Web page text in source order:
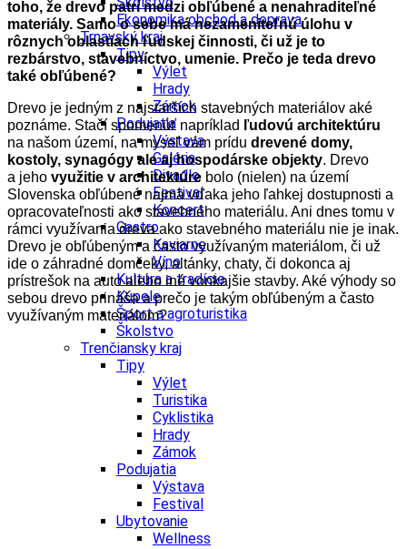
Ekonomika obchod a doprava
Trnavský kraj
Tipy
Výlet
Hrady
Zámok
Podujatia
Výstava
Galéria
Divadlo
Festival
Koncert
Gastro
Kaviarne
Víno
Kultúra a tradície
Kúpele
Šport a agroturistika
Školstvo
Trenčiansky kraj
Tipy
Výlet
Turistika
Cyklistika
Hrady
Zámok
Podujatia
Výstava
Festival
Ubytovanie
Wellness
toho, že drevo patrí medzi obľúbené a nenahraditeľné
materiály. Samo o sebe má nezameniteľnú úlohu v
rôznych oblastiach ľudskej činnosti, či už je to
rezbárstvo, stavebníctvo, umenie. Prečo je teda drevo
také obľúbené?
Drevo je jedným z najstarších stavebných materiálov aké
poznáme. Stačí spomenúť napríklad ľudovú architektúru
na našom území, na myseľ vám prídu drevené domy,
kostoly, synagógy ale aj hospodárske objekty. Drevo
a jeho využitie v architektúre bolo (nielen) na území
Slovenska obľúbené najmä vďaka jeho ľahkej dostupnosti a
opracovateľnosti ako stavebného materiálu. Ani dnes tomu v
rámci využívania dreva ako stavebného materiálu nie je inak.
Drevo je obľúbeným a často využívaným materiálom, či už
ide o záhradné domčeky, altánky, chaty, či dokonca aj
prístrešok na auto alebo iné vonkajšie stavby. Aké výhody so
sebou drevo prináša a prečo je takým obľúbeným a často
využívaným materiálom?